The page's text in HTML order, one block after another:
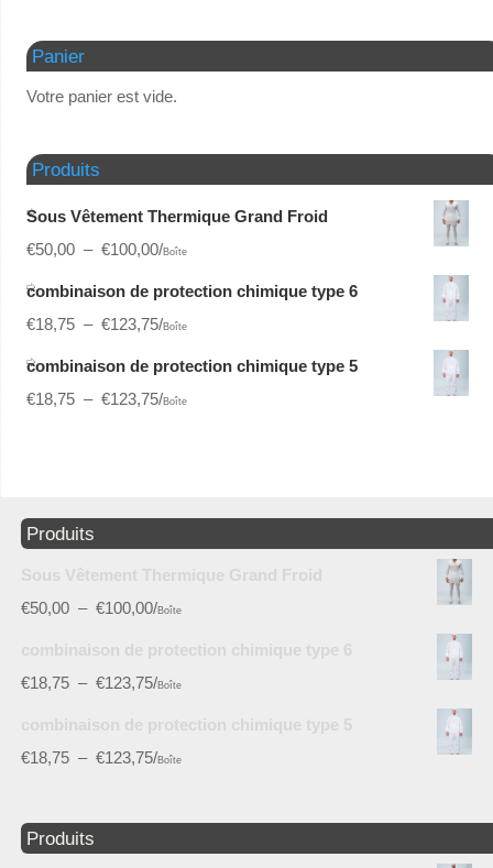
Panier
Votre panier est vide.
Produits
Sous Vêtement Thermique Grand Froid
€50,00 – €100,00/Boîte
combinaison de protection chimique type 6
€18,75 – €123,75/Boîte
combinaison de protection chimique type 5
€18,75 – €123,75/Boîte
Produits
Sous Vêtement Thermique Grand Froid
€50,00 – €100,00/Boîte
combinaison de protection chimique type 6
€18,75 – €123,75/Boîte
combinaison de protection chimique type 5
€18,75 – €123,75/Boîte
Produits